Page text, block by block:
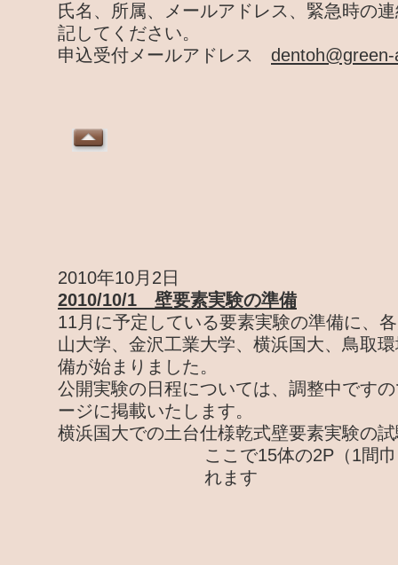
氏名、所属、メールアドレス、緊急時の
記してください。
申込受付メールアドレス
2010年10月2日
2010/10/1 壁要素実験の準備
11月に予定している要素実験の準備に、
山大学、金沢工業大学、横浜国大、鳥取
備が始まりました。
公開実験の日程については、調整中です
ージに掲載いたします。
横浜国大での土台仕様乾式壁要素実験の
ここで15体の2P（1間
れます